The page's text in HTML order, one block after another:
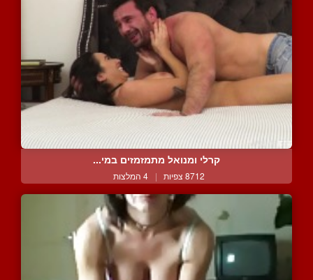
קרלי ומנואל מתמזמזים במי...
8712 צפיות | 4 המלצות